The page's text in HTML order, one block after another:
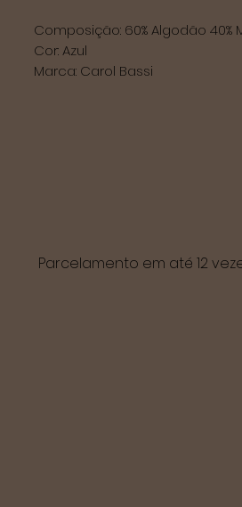
Composição: 60% Algodão 40%
Cor: Azul
Marca: Carol Bassi
Parcelamento em até 12